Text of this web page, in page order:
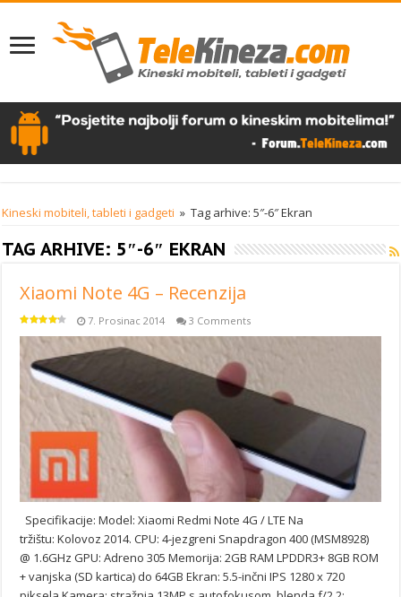
Kineski mobiteli, tableti i gadgeti » Tag arhive: 5″-6″ Ekran
TAG ARHIVE: 5″-6″ EKRAN
Xiaomi Note 4G – Recenzija
7. Prosinac 2014 3 Comments
Specifikacije: Model: Xiaomi Redmi Note 4G / LTE Na
tržištu: Kolovoz 2014. CPU: 4-jezgreni Snapdragon 400 (MSM8928)
@ 1.6GHz GPU: Adreno 305 Memorija: 2GB RAM LPDDR3+ 8GB ROM
+ vanjska (SD kartica) do 64GB Ekran: 5.5-inčni IPS 1280 x 720